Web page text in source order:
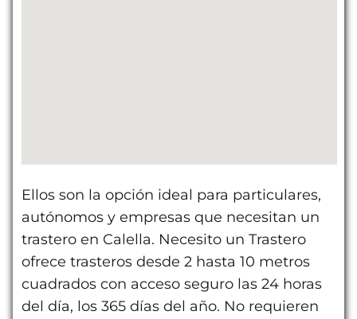
Ellos son la opción ideal para particulares,
autónomos y empresas que necesitan un
trastero en Calella. Necesito un Trastero
ofrece trasteros desde 2 hasta 10 metros
cuadrados con acceso seguro las 24 horas
del día, los 365 días del año. No requieren